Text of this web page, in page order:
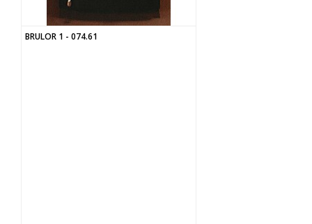
BRULOR 1 - 074.61